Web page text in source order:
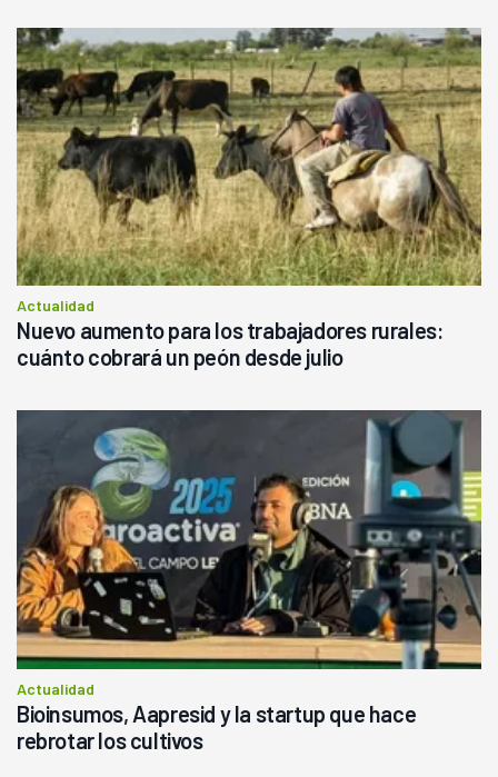
Actualidad
Nuevo aumento para los trabajadores rurales:
cuánto cobrará un peón desde julio
Actualidad
Bioinsumos, Aapresid y la startup que hace
rebrotar los cultivos